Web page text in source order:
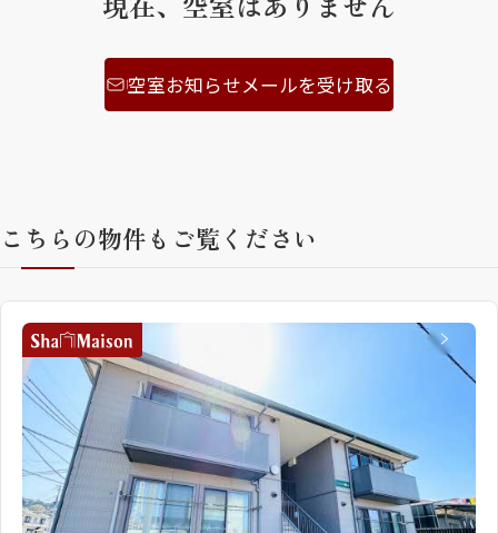
シャーメゾンライフサポート
自立型サービス付き・シニア向け
らくらくパートナー
シャーメゾンライフ GUARD
空室お知らせメールを受け取る
こちらの物件もご覧ください